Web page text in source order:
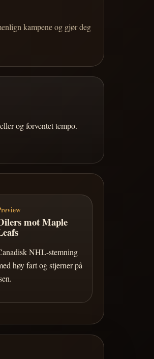
kampene og gjør deg
og forventet tempo.
mot Maple
NHL-stemning
høy fart og stjerner på